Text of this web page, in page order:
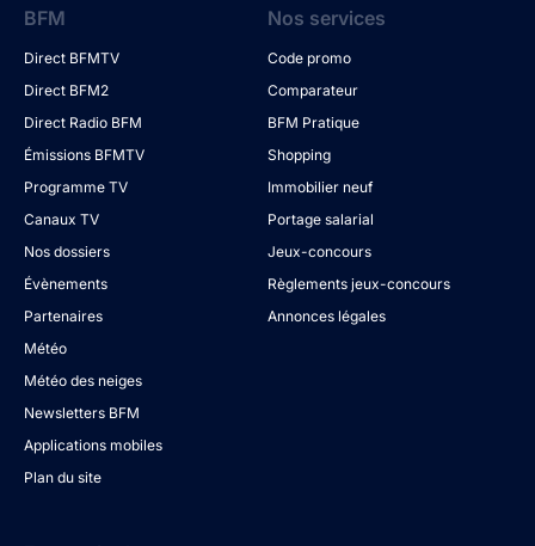
BFM
Direct BFMTV
Direct BFM2
Direct Radio BFM
Émissions BFMTV
Programme TV
Canaux TV
Nos dossiers
Évènements
Partenaires
Météo
Météo des neiges
Newsletters BFM
Applications mobiles
Plan du site
Nos services
Code promo
Comparateur
BFM Pratique
Shopping
Immobilier neuf
Portage salarial
Jeux-concours
Règlements jeux-concours
Annonces légales